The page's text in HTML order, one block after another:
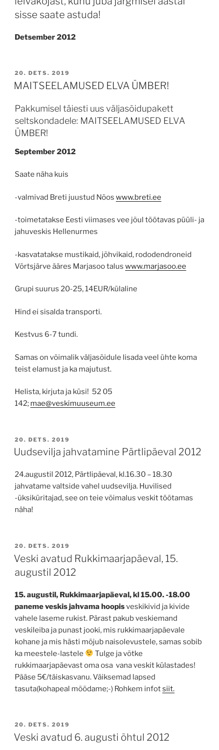
sisse saate astuda!
Detsember 2012
POSTED
ON
20. DETS. 2019
MAITSEELAMUSED ELVA ÜMBER!
Pakkumisel täiesti uus väljasõidupakett
seltskondadele: MAITSEELAMUSED ELVA
ÜMBER!
September 2012
Saate näha kuis
-valmivad Breti juustud Nõos www.breti.ee
-toimetatakse Eesti viimases vee jõul töötavas püüli- ja
jahuveskis Hellenurmes
-kasvatatakse mustikaid, jõhvikaid, rododendroneid
Võrtsjärve ääres Marjasoo talus www.marjasoo.ee
Grupi suurus 20-25, 14EUR/külaline
Hind ei sisalda transporti.
Kestvus 6-7 tundi.
Samas on võimalik väljasõidule lisada veel ühte koma
teist elamust ja ka majutust.
Helista, kirjuta ja küsi! 52 05
142; mae@veskimuuseum.ee
POSTED
ON
20. DETS. 2019
Uudsevilja jahvatamine Pärtlipäeval 2012
24.augustil 2012, Pärtlipäeval, kl.16.30 – 18.30
jahvatame valtside vahel uudsevilja. Huvilised
-üksiküritajad, see on teie võimalus veskit töötamas
näha!
POSTED
ON
20. DETS. 2019
Veski avatud Rukkimaarjapäeval, 15.
augustil 2012
15. augustil, Rukkimaarjapäeval, kl 15.00. -18.00
paneme veskis jahvama hoopisveskikivid ja kivide
vahele laseme rukist. Pärast pakub veskiemand
veskileiba ja punast jooki, mis rukkimaarjapäevale
kohane ja mis hästi mõjub naisolevustele, samas sobib
ka meestele-lastele
Tulge ja võtke
rukkimaarjapäevast oma osa vana veskit külastades!
Pääse 5€/täiskasvanu. Väiksemad lapsed
tasuta(kohapeal mõõdame;-) Rohkem infotsiit.
POSTED
ON
20. DETS. 2019
Veski avatud 6. augusti õhtul 2012